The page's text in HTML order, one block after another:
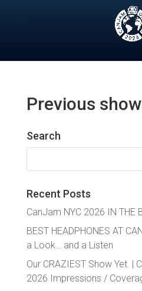
Previous
Search
搜
Recent Posts
CanJam NYC 2026 IN THE
BEST HEADPHONES AT
a Look… and a Listen
Our CRAZIEST Show Yet. |
2026 Impressions /